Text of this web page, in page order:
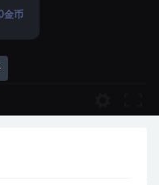
金币